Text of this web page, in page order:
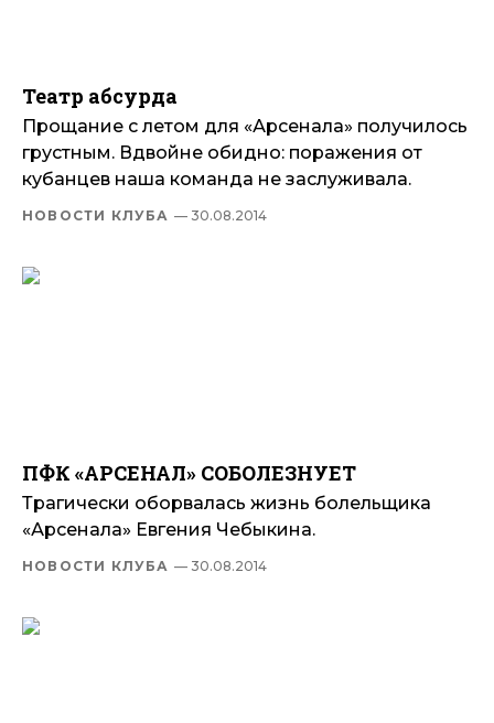
Театр абсурда
Прощание с летом для «Арсенала» получилось
грустным. Вдвойне обидно: поражения от
кубанцев наша команда не заслуживала.
НОВОСТИ КЛУБА — 30.08.2014
ПФК «АРСЕНАЛ» СОБОЛЕЗНУЕТ
Трагически оборвалась жизнь болельщика
«Арсенала» Евгения Чебыкина.
НОВОСТИ КЛУБА — 30.08.2014